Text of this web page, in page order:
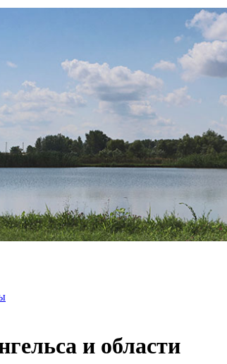
и области